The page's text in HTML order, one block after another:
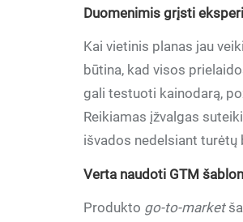
Duomenimis grįsti
Kai vietinis planas jau
būtina, kad visos
gali testuoti kainodarą,
Reikiamas įžvalgas
išvados nedelsiant
Verta naudoti GTM
Produkto go-to-market